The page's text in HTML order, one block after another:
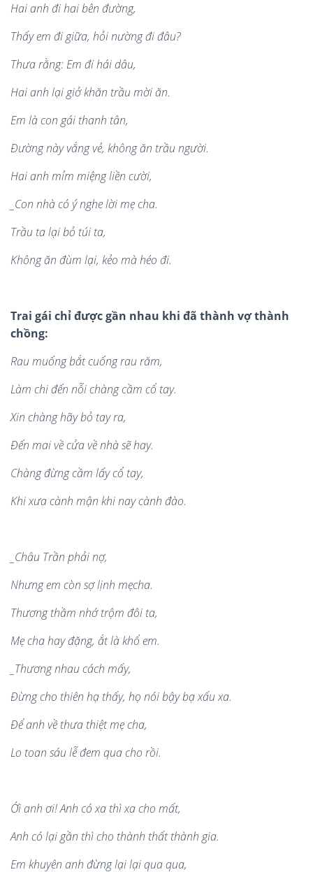
Hai anh đi hai bên đường,
Thấy em đi giữa, hỏi nường đi đâu?
Thưa rằng: Em đi hái dâu,
Hai anh lại giở khăn trầu mời ăn.
Em làcon gái thanh tân,
Đường này vắng vẻ, không ăn trầu người.
Hai anh mỉm miệng liền cười,
_Con nhàcó ýnghe lời mẹcha.
Trầu ta lại bỏ túi ta,
Không ăn đùm lại, kẻo màhéo đi.
Trai gái chỉ được gần nhau khi đã thành vợ thành
chồng:
Rau muống bắt cuống rau răm,
Làm chiđến nỗi chàng cầm cổ tay.
Xin chàng hãy bỏ tay ra,
Đến mai về cửa vềnhàsẽ hay.
Chàng đừng cầm lấycổ tay,
Khi xưa cành mận khi nay cành đào.
_Châu Trần phải nợ,
Nhưng em còn sợ lịnh mẹcha.
Thương thầm nhớ trộm đôi ta,
Mẹcha hayđặng, ắt làkhổ em.
_Thương nhau cách mấy,
Đừng cho thiên hạ thấy, họ nói bậy bạ xấu xa.
Đểanh về thưa thiệt mẹcha,
Lo toan sáu lễ đem qua cho rồi.
Ới anh ơi! Anh cóxa thìxa cho mất,
Anh có lại gần thìcho thành thất thành gia.
Em khuyên anh đừng lại lại qua qua,